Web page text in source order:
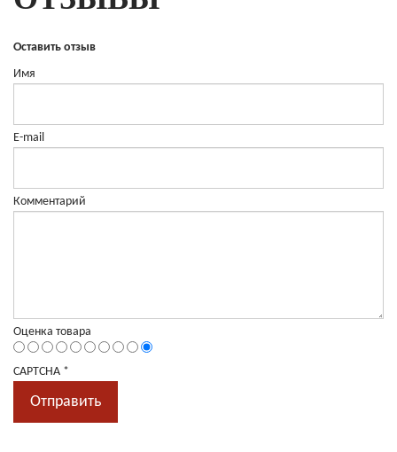
Оставить отзыв
Имя
E-mail
Комментарий
Оценка товара
CAPTCHA *